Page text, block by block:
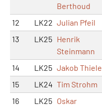
Berthoud
12 LK22 Julian Pfeil
13
LK25 Henrik
Steinmann
14 LK25 Jakob Thiele
15
LK24 Tim Strohm
16
LK25 Oskar